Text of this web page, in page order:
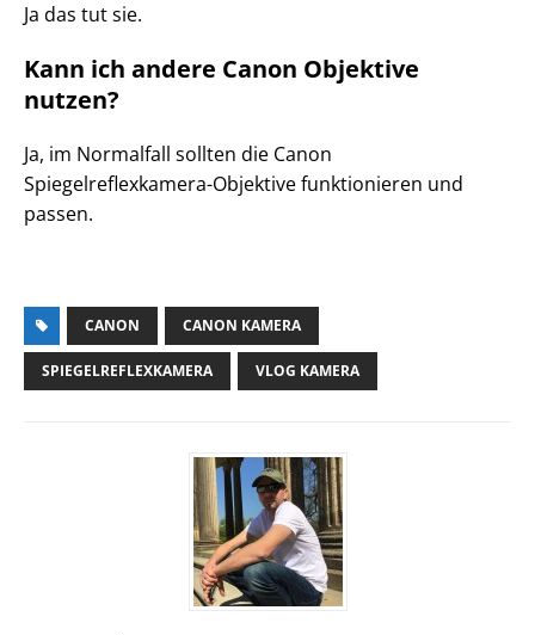
Ja das tut sie.
Kann ich andere Canon Objektive
nutzen?
Ja, im Normalfall sollten die Canon
Spiegelreflexkamera-Objektive funktionieren und
passen.
CANON CANON KAMERA
SPIEGELREFLEXKAMERA VLOG KAMERA